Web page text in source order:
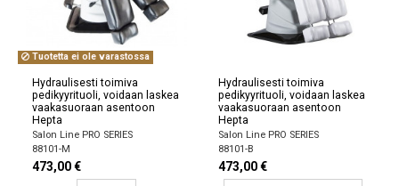
Tuotetta ei ole varastossa
Hydraulisesti toimiva
pedikyyrituoli, voidaan laskea
vaakasuoraan asentoon
Hepta
Salon Line PRO SERIES
88101-M
473,00 €
Hydraulisesti toimiva
pedikyyrituoli, voidaan laskea
vaakasuoraan asentoon
Hepta
Salon Line PRO SERIES
88101-B
473,00 €